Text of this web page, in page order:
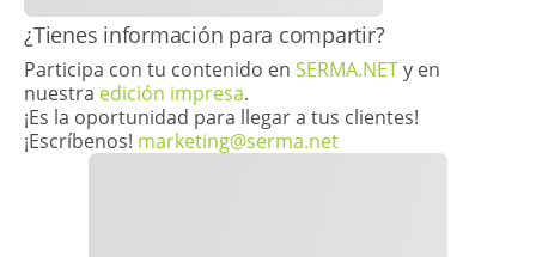
​¿Tienes información para compartir?
Participa con tu contenido en SERMA.NETy en
nuestra edición impresa.
¡Es la oportunidad para llegar a tus clientes!
¡Escríbenos! marketing@serma.net